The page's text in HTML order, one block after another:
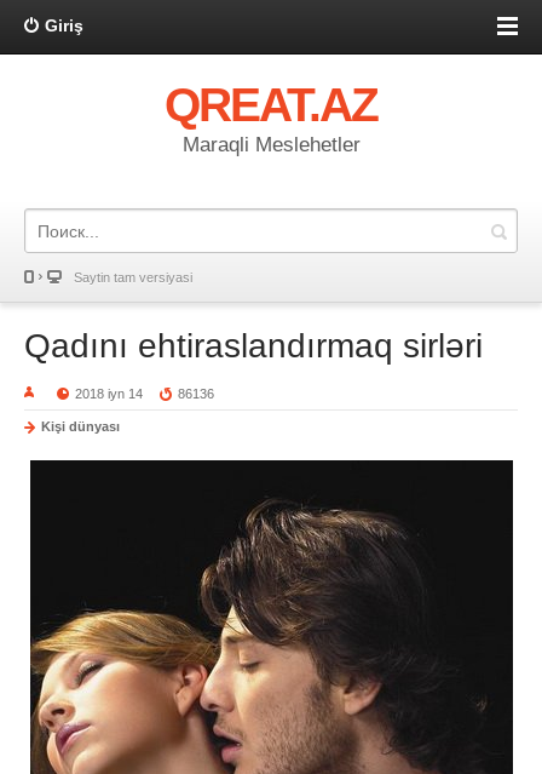
Giriş
QREAT.AZ
Maraqli Meslehetler
Saytin tam versiyasi
Qadını ehtiraslandırmaq sirləri
2018 iyn 14 86136
Kişi dünyası